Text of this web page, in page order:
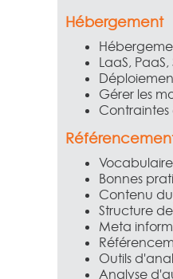
Hébergement
LaaS, PaaS,
Gérer les
Vocabulaire
Bonnes
Contenu
Structure
Meta
Outils
Analyse